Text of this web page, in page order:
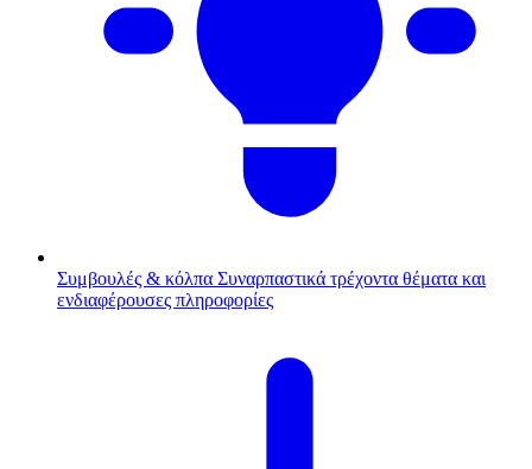
Συμβουλές & κόλπα Συναρπαστικά τρέχοντα θέματα και
ενδιαφέρουσες πληροφορίες